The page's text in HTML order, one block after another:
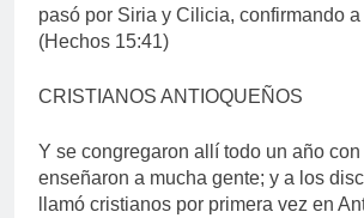
pasó por Siria y Cilicia, confirmando a
(Hechos 15:41)
CRISTIANOS ANTIOQUEÑOS
Y se congregaron allí todo un año
enseñaron a mucha gente; y a los
llamó cristianos por primera vez en